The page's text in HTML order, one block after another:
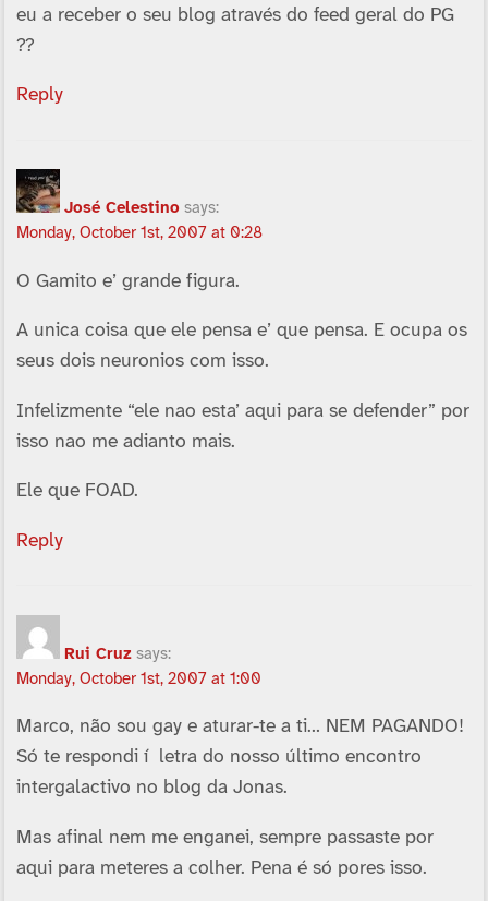
eu a receber o seu blog através do feed geral do PG
??
Reply
José Celestino says:
Monday, October 1st, 2007 at 0:28
O Gamito e’ grande figura.
A unica coisa que ele pensa e’ que pensa. E ocupa os
seus dois neuronios com isso.
Infelizmente “ele nao esta’ aqui para se defender” por
isso nao me adianto mais.
Ele que FOAD.
Reply
Rui Cruz says:
Monday, October 1st, 2007 at 1:00
Marco, não sou gay e aturar-te a ti… NEM PAGANDO!
Só te respondi í letra do nosso último encontro
intergalactivo no blog da Jonas.
Mas afinal nem me enganei, sempre passaste por
aqui para meteres a colher. Pena é só pores isso.